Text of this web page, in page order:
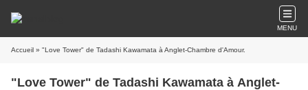
MENU
Accueil » "Love Tower" de Tadashi Kawamata à Anglet-Chambre d'Amour.
"Love Tower" de Tadashi Kawamata à Anglet-